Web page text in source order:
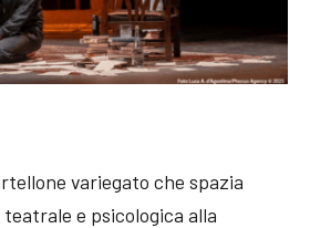
variegato che spazia
teatrale e psicologica alla